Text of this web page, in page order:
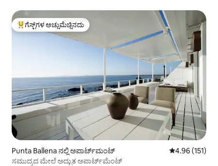
ಗೆಸ್ಟ್‌ಗಳಿಗೆ ಅತಿ ಹೆಚ್ಚು ಅಚ್ಚುಮೆಚ್ಚಿನದು
ಗೆಸ್ಟ್‌ಗಳ ಅಚ್ಚುಮೆಚ್ಚಿನದು
Punta Ballena ನಲ್ಲಿ ಅಪಾರ್ಟ್‌ಮಂಟ್ 5 ರಲ್ಲಿ 4.96
4.96 (151)
ಸಮುದ್ರದ ಮೇಲೆ ಅದ್ಭುತ ಅಪಾರ್ಟ್‌ಮೆಂಟ್